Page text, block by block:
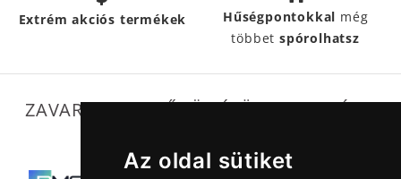
Az oldal sütiket
Extrém akciós termékek Hűségpontokkal még
többetspórolhatsz
ZAVARTALAN MŰKÖDÉSÜNKET SEGÍTIK